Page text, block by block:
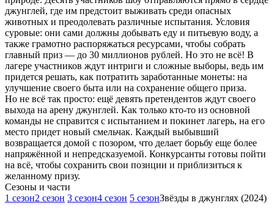
джунглей, где им предстоит выживать среди опасных
животных и преодолевать различные испытания. Условия
суровые: они сами должны добывать еду и питьевую воду, а
также грамотно распоряжаться ресурсами, чтобы собрать
главный приз — до 30 миллионов рублей. Но это не всё! В
лагере участников ждут интриги и сложные выборы, ведь им
придется решать, как потратить заработанные монеты: на
улучшение своего быта или на сохранение общего приза.
Но не всё так просто: ещё девять претендентов ждут своего
выхода на арену джунглей. Как только кто-то из основной
команды не справится с испытанием и покинет лагерь, на его
место придет новый смельчак. Каждый выбывший
возвращается домой с позором, что делает борьбу еще более
напряжённой и непредсказуемой. Конкурсанты готовы пойти
на всё, чтобы сохранить свои позиции и приблизиться к
желанному призу.
Cезоны и части
1 сезон2 сезон 3 сезон4 сезон 5 сезонЗвёзды в джунглях (2024)